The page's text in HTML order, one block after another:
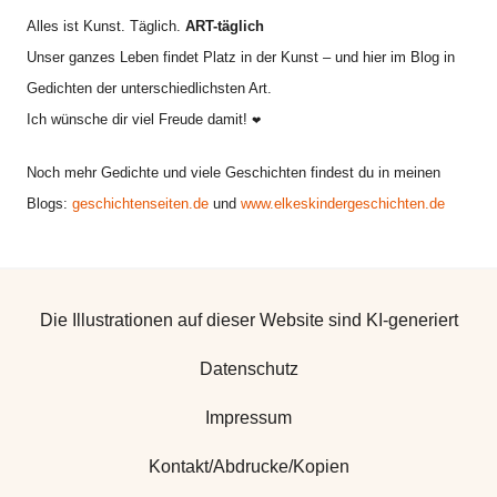
Alles ist Kunst. Täglich. ART-täglich
Unser ganzes Leben findet Platz in der Kunst – und hier im Blog in
Gedichten der unterschiedlichsten Art.
Ich wünsche dir viel Freude damit! ❤
Noch mehr Gedichte und viele Geschichten findest du in meinen
Blogs: geschichtenseiten.de und www.elkeskindergeschichten.de
Die Illustrationen auf dieser Website sind KI-generiert
Datenschutz
Impressum
Kontakt/Abdrucke/Kopien